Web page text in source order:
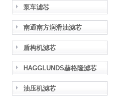
泵车滤芯
南通南方润滑油滤芯
盾构机滤芯
HAGGLUNDS赫格隆滤芯
油压机滤芯